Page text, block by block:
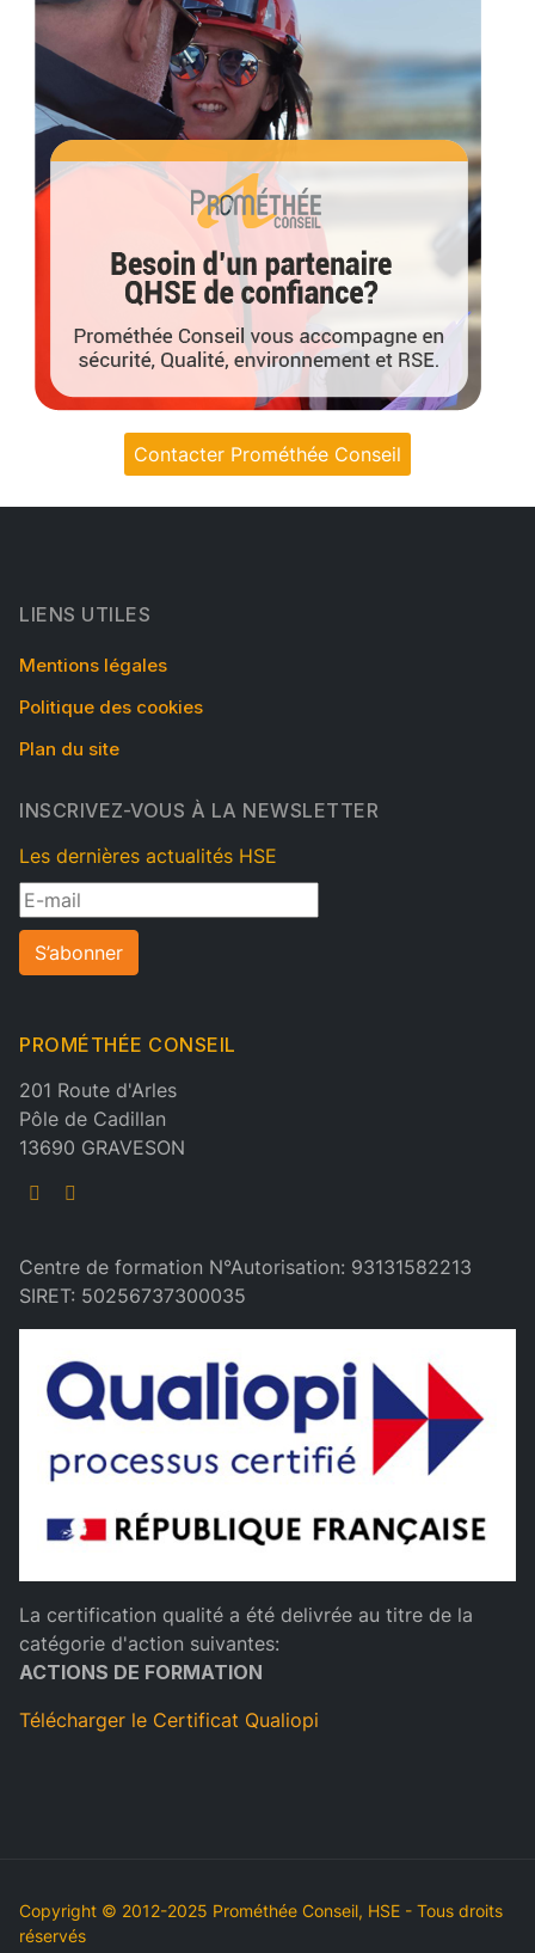
Contacter Prométhée Conseil
LIENS UTILES
Mentions légales
Politique des cookies
Plan du site
INSCRIVEZ-VOUS À LA NEWSLETTER
Les dernières actualités HSE
S’abonner
PROMÉTHÉE CONSEIL
201 Route d'Arles
Pôle de Cadillan
13690 GRAVESON
Centre de formation N°Autorisation: 93131582213
SIRET: 50256737300035
La certification qualité a été delivrée au titre de la
catégorie d'action suivantes:
ACTIONS DE FORMATION
Télécharger le Certificat Qualiopi
Copyright © 2012-2025 Prométhée Conseil, HSE - Tous droits
réservés